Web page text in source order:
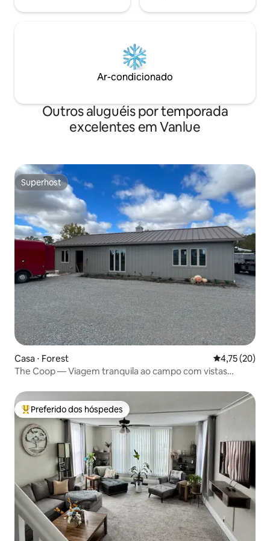
Ar-condicionado
Outros aluguéis por temporada
excelentes em Vanlue
Superhost
Superhost
Casa ⋅ Forest 4,75 de uma
4,75 (20)
The Coop — Viagem tranquila ao campo com vistas
Entre os melhores preferidos dos hóspedes
Preferido dos hóspedes